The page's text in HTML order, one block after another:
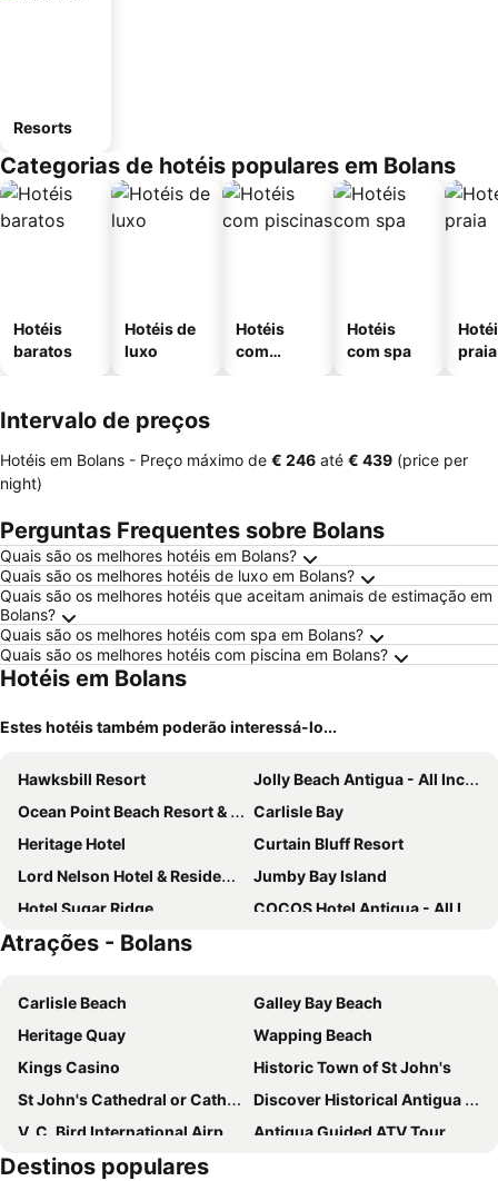
Resorts
Categorias de hotéis populares em Bolans
Hotéis
baratos
Hotéis de
luxo
Hotéis
com
Hotéis
com spa
praia
Intervalo de preços
Hotéis em Bolans - Preço máximo de ‎€ 246 até ‎€ 439 (price per
night)
Perguntas Frequentes sobre Bolans
Quais são os melhores hotéis em Bolans?
Quais são os melhores hotéis de luxo em Bolans?
Quais são os melhores hotéis que aceitam animais de estimação em
Bolans?
Quais são os melhores hotéis com spa em Bolans?
Quais são os melhores hotéis com piscina em Bolans?
Hotéis em Bolans
Estes hotéis também poderão interessá-lo...
Hawksbill Resort
Jolly Beach Antigua - All Inclusive
Ocean Point Beach Resort & Spa - Adults Only
Carlisle Bay
Heritage Hotel
Curtain Bluff Resort
Lord Nelson Hotel & Residences
Jumby Bay Island
Hotel Sugar Ridge
COCOS Hotel Antigua - All Inclusive - Adults Only
Keyonna Beach - All Inclusive - Couples Only
South Point Antigua
Northshore Seaside Suites
Harmony Hall Antigua
Nonsuch Bay Resort
Atrações - Bolans
Carlisle Beach
Galley Bay Beach
Heritage Quay
Wapping Beach
Kings Casino
Historic Town of St John's
St John's Cathedral or Cathedral of St John the Divine
Discover Historical Antigua in St John's Antigua
V. C. Bird International Airport
Antigua Guided ATV Tour
Pidgeon's Point Beach
Destinos populares